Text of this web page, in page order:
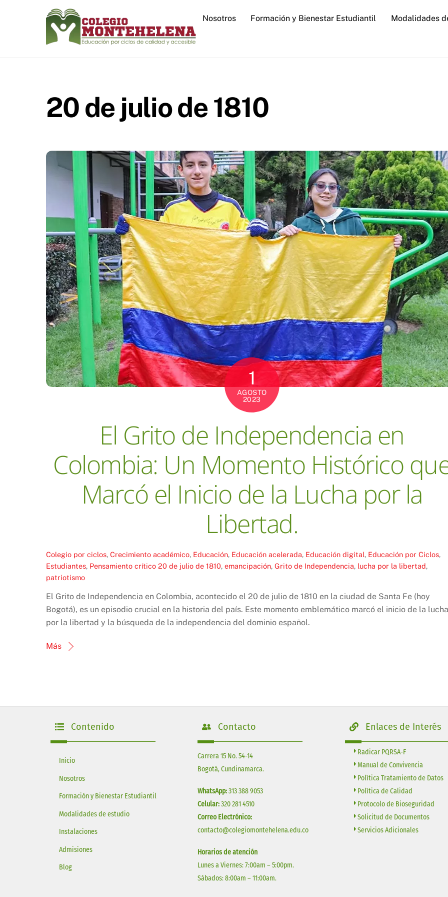
Nosotros Formación y Bienestar Estudiantil Modalidades
20 de julio de 1810
1
AGOSTO
2023
El Grito de Independencia en
Colombia: Un Momento Histórico
Marcó el Inicio de la Lucha por la
Libertad.
Colegio por ciclos, Crecimiento académico, Educación, Educación acelerada, Educación digital, Educación por Ciclos,
Estudiantes, Pensamiento crítico 20 de julio de 1810, emancipación, Grito de Independencia, lucha por la libertad,
patriotismo
El Grito de Independencia en Colombia, acontecido el 20 de julio de 1810 en la ciudad de Santa Fe (hoy
Bogotá), es un episodio crucial en la historia del país. Este momento emblemático marcó el inicio de la lucha
por la libertad y la búsqueda de la independencia del dominio español.
Más
Contenido
Inicio
Nosotros
Formación y Bienestar Estudiantil
Modalidades de estudio
Instalaciones
Admisiones
Blog
Contacto
Carrera 15 No. 54-14
Bogotá, Cundinamarca.
WhatsApp: 313 388 9053
Celular:320 281 4510
Correo Electrónico:
contacto@colegiomontehelena.edu.co
Horarios de atención
Lunes a Viernes: 7:00am – 5:00pm.
Sábados: 8:00am – 11:00am.
Enlaces de Interés
Radicar PQRSA-F
Manual de Convivencia
Política Tratamiento de Datos
Política de Calidad
Protocolo de Bioseguridad
Solicitud de Documentos
Servicios Adicionales